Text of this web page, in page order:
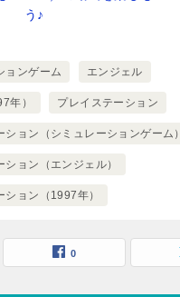
う♪
ョンゲーム エンジェル
年） プレイステーション
ション（シミュレーションゲーム）
ション（エンジェル）
ション（1997年）
0